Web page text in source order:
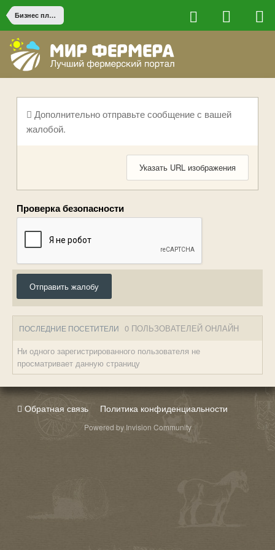
Бизнес планы и партнерство
Дополнительно отправьте сообщение с вашей
жалобой.
Указать URL изображения
Проверка безопасности
Отправить жалобу
ПОСЛЕДНИЕ ПОСЕТИТЕЛИ 0 ПОЛЬЗОВАТЕЛЕЙ ОНЛАЙН
Ни одного зарегистрированного пользователя не
просматривает данную страницу
Обратная связь Политика конфиденциальности
Powered by Invision Community